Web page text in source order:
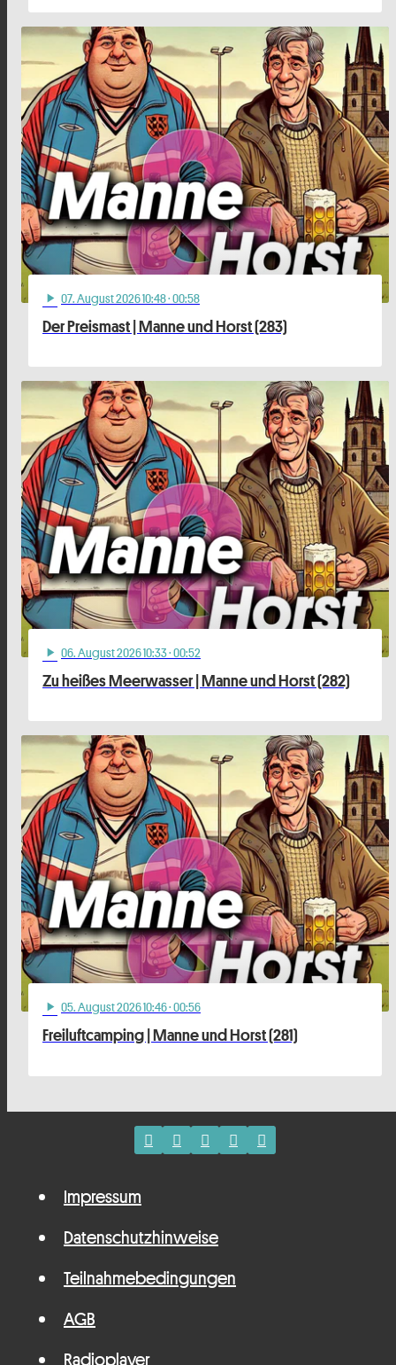
play_arrow 07. August 2026 10:48· 00:58
Der Preismast | Manne und Horst (283)
play_arrow 06. August 2026 10:33· 00:52
Zu heißes Meerwasser | Manne und Horst (282)
play_arrow 05. August 2026 10:46· 00:56
Freiluftcamping | Manne und Horst (281)
Impressum
Datenschutzhinweise
Teilnahmebedingungen
AGB
Radioplayer